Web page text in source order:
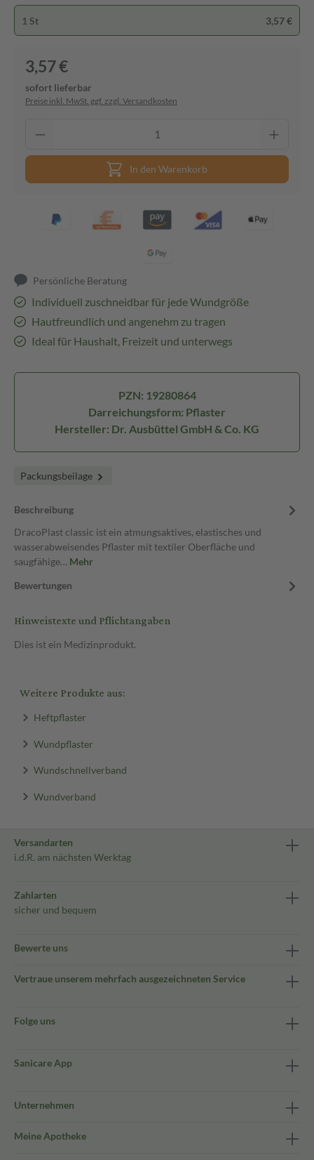
1 St 3,57 €
3,57 €
sofort lieferbar
Preise inkl. MwSt. ggf. zzgl. Versandkosten
In den Warenkorb
Persönliche Beratung
Individuell zuschneidbar für jede Wundgröße
Hautfreundlich und angenehm zu tragen
Ideal für Haushalt, Freizeit und unterwegs
PZN: 19280864
Darreichungsform: Pflaster
Hersteller: Dr. Ausbüttel GmbH & Co. KG
Packungsbeilage
Beschreibung
DracoPlast classic ist ein atmungsaktives, elastisches und
wasserabweisendes Pflaster mit textiler Oberfläche und
saugfähige… Mehr
Bewertungen
Hinweistexte und Pflichtangaben
Dies ist ein Medizinprodukt.
Weitere Produkte aus:
Heftpflaster
Wundpflaster
Wundschnellverband
Wundverband
Versandarten
i.d.R. am nächsten Werktag
Zahlarten
sicher und bequem
Bewerte uns
Vertraue unserem mehrfach ausgezeichneten Service
Folge uns
Sanicare App
Unternehmen
Meine Apotheke